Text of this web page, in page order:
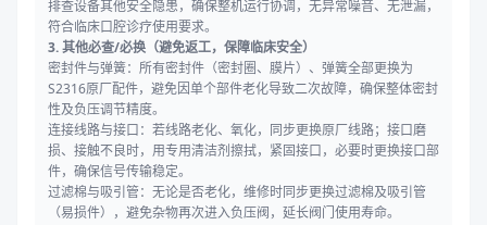
排查设备其他安全隐患，确保整机运行协调，无异常噪音、无泄漏，
符合临床口腔诊疗使用要求。
3. 其他必查/必换（避免返工，保障临床安全）
密封件与弹簧：所有密封件（密封圈、膜片）、弹簧全部更换为
S2316原厂配件，避免因单个部件老化导致二次故障，确保整体密封
性及负压调节精度。
连接线路与接口：若线路老化、氧化，同步更换原厂线路；接口磨
损、接触不良时，用专用清洁剂擦拭，紧固接口，必要时更换接口部
件，确保信号传输稳定。
过滤棉与吸引管：无论是否老化，维修时同步更换过滤棉及吸引管
（易损件），避免杂物再次进入负压阀，延长阀门使用寿命。